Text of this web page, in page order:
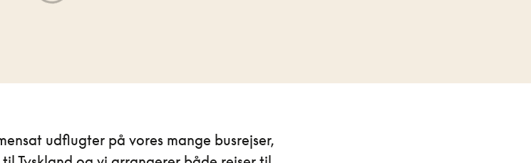
udflugter på vores mange busrejser,